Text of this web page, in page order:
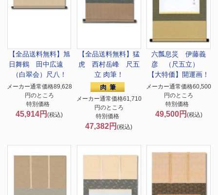
【全品送料無料】 旭
日舞鶴 田中広遠
（白翠会）尺八！
メーカー通常価格89,628
円のところ
特別価格
45,914円(税込)
【全品送料無料】 猛
虎 西村岳峰 尺五
立 肉筆！
メーカー通常価格61,710
円のところ
特別価格
47,382円(税込)
六瓢息災 伊藤義
彦 （尺五立）
【大特価】開運画！
メーカー通常価格60,500
円のところ
特別価格
49,500円 (税込)